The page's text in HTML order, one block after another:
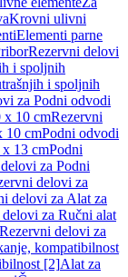
Krovni ulivni
Elementi parne
Rezervni delovi
i spoljnih
i spoljnih
za Podni odvodi
x 10 cmRezervni
10 cmPodni odvodi
13 cmPodni
za Podni
delovi za
delovi za Alat za
za Ručni alat
Rezervni delovi za
kompatibilnost
[2]Alat za